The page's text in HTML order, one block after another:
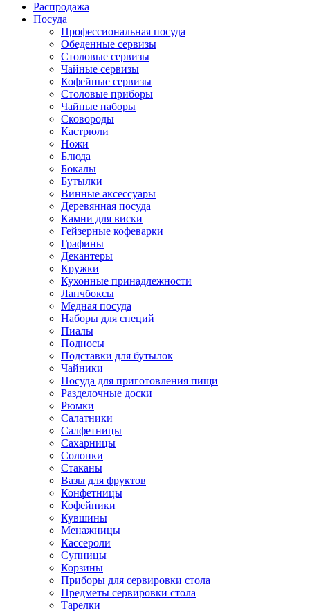
Распродажа
Посуда
Профессиональная посуда
Обеденные сервизы
Столовые сервизы
Чайные сервизы
Кофейные сервизы
Столовые приборы
Чайные наборы
Сковороды
Кастрюли
Ножи
Блюда
Бокалы
Бутылки
Винные аксессуары
Деревянная посуда
Камни для виски
Гейзерные кофеварки
Графины
Декантеры
Кружки
Кухонные принадлежности
Ланчбоксы
Медная посуда
Наборы для специй
Пиалы
Подносы
Подставки для бутылок
Чайники
Посуда для приготовления пищи
Разделочные доски
Рюмки
Салатники
Салфетницы
Сахарницы
Солонки
Стаканы
Вазы для фруктов
Конфетницы
Кофейники
Кувшины
Менажницы
Кассероли
Супницы
Корзины
Приборы для сервировки стола
Предметы сервировки стола
Тарелки